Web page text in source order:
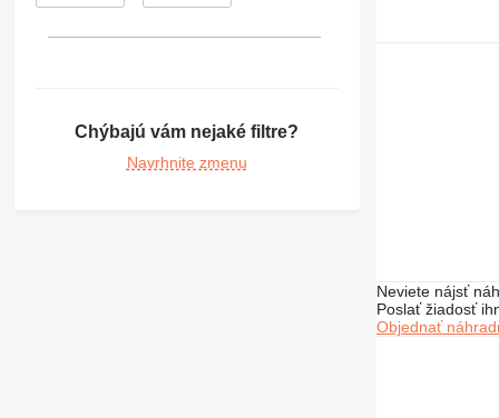
Chýbajú vám nejaké filtre?
Navrhnite zmenu
Neviete nájsť
Poslať žiadosť
Objednať